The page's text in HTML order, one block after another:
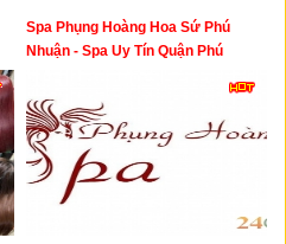
Spa Phụng Hoàng Hoa Sứ Phú
Nhuận - Spa Uy Tín Quận Phú